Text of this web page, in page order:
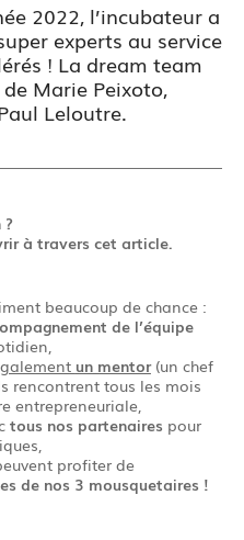
2022, l’incubateur a
experts au service
! La dream team
Marie Peixoto,
Leloutre.
?
à travers cet article.
beaucoup de chance :
de l’équipe
un mentor(un chef
rencontrent tous les mois
entrepreneuriale,
tous nos partenaires pour
profiter de
de nos 3 mousquetaires !